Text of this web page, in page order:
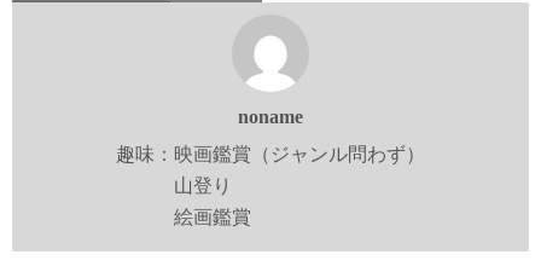
noname
趣味：映画鑑賞（ジャンル問わず）
山登り
絵画鑑賞